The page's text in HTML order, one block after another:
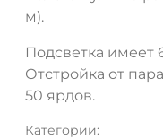
м).
Подсветка имеет
Отстройка от
50 ярдов.
Категории: